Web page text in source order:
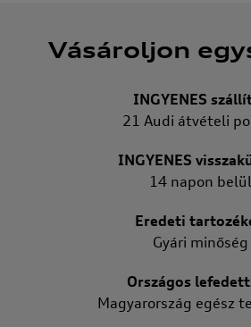
Vásároljon
INGYENES
21 Audi átvételi
INGYENES
14 napon belül
Eredeti
Gyári minőség
Országos
Magyarország egész